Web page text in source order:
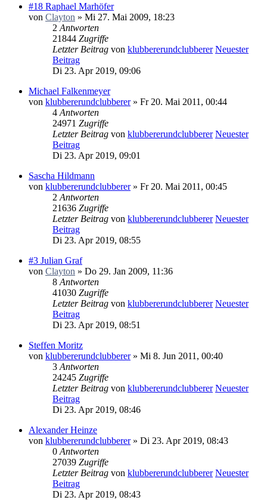
#18 Raphael Marhöfer
von Clayton » Mi 27. Mai 2009, 18:23
2 Antworten
21844 Zugriffe
Letzter Beitrag von klubbererundclubberer Neuester
Beitrag
Di 23. Apr 2019, 09:06
Michael Falkenmeyer
von klubbererundclubberer» Fr 20. Mai 2011, 00:44
4 Antworten
24971 Zugriffe
Letzter Beitrag von klubbererundclubberer Neuester
Beitrag
Di 23. Apr 2019, 09:01
Sascha Hildmann
von klubbererundclubberer» Fr 20. Mai 2011, 00:45
2 Antworten
21636 Zugriffe
Letzter Beitrag von klubbererundclubberer Neuester
Beitrag
Di 23. Apr 2019, 08:55
#3 Julian Graf
von Clayton » Do 29. Jan 2009, 11:36
8 Antworten
41030 Zugriffe
Letzter Beitrag von klubbererundclubberer Neuester
Beitrag
Di 23. Apr 2019, 08:51
Steffen Moritz
von klubbererundclubberer» Mi 8. Jun 2011, 00:40
3 Antworten
24245 Zugriffe
Letzter Beitrag von klubbererundclubberer Neuester
Beitrag
Di 23. Apr 2019, 08:46
Alexander Heinze
von klubbererundclubberer» Di 23. Apr 2019, 08:43
0 Antworten
27039 Zugriffe
Letzter Beitrag von klubbererundclubberer Neuester
Beitrag
Di 23. Apr 2019, 08:43